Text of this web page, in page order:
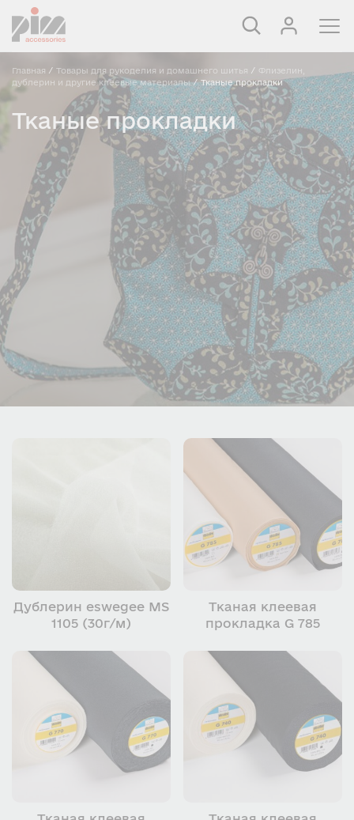
Главная / Товары для рукоделия и домашнего шитья / Флизелин,
дублерин и другие клеевые материалы / Тканые прокладки
Тканые прокладки
Дублерин eswegee MS
1105 (30г/м)
Тканая клеевая
прокладка G 785